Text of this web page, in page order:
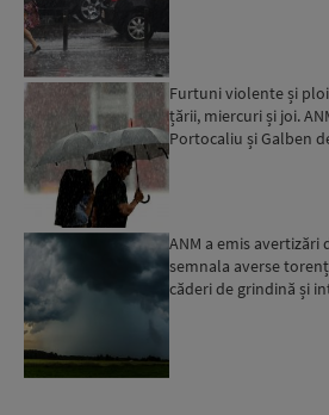
Furtuni violente și
țării, miercuri și joi.
Portocaliu și Galben
ANM a emis avertizări
semnala averse
căderi de grindină și